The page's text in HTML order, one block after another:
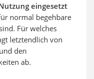
eingesetzt
normal begehbare
Für welches
letztendlich von
den
ab.